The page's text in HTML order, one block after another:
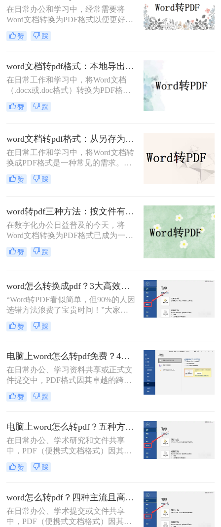
在日常办公和学习中，经常需要将
Word文档转换为PDF格式以便更好地
分享、打印或存档。PDF格式具有跨
平台兼容性好、文件保护性强、打印
文件分享。那么word文档如何免费转
换成pdf呢？本文将详细介绍几种常用
的方法来实现这一目标。
赞 踩
word文档转pdf格式：本地导出和在线工具怎么选！
在日常工作和学习中，将Word文档
（.docx或.doc格式）转换为PDF格式
是一项常见的需求。PDF文件因其跨
平台兼容性、保持文档格式不变以及
本文将详细介绍两种将Word文档转换
成PDF格式的方法。
赞 踩
word文档转pdf格式：从另存为到在线工具，三种路径各有取舍！
在日常工作和学习中，将Word文档转
换成PDF格式是一种常见的需求。
PDF格式不仅能够保持文档的原貌，
确保在不同平台和设备上呈现一致的
呢？本文将介绍三种高效且易于操作
的Word文档转换成PDF的方法，帮助
读者轻松应对这一需求。
赞 踩
word转pdf三种方法：按文件有没有图片和公式分开选！
在数字化办公日益普及的今天，将
Word文档转换为PDF格式已成为一项
基本且重要的技能。PDF格式因其跨
平台兼容性、格式稳定性和安全性，
三种将Word转换为PDF的方法。
赞 踩
word怎么转换成pdf？3大高效方法详解，职场人必备技能！
“Word转PDF看似简单，但90%的人因
选错方法浪费了宝贵时间！”大家
好，我是小编——一位深耕电脑办公
软件测评多年的IT博主。在日常工作
后格式错乱，还得手动调整，太折腾
了！”尤其对于职场办公人群和自媒
体创作者而言，Word转PDF的需求高
频且关键：报告提交、合同归档、内
容分发……任何格式失误都可能导致
专业形象受损。
赞 踩
电脑上word怎么转pdf免费？4种高效的方法详解！
在日常办公、学习资料共享或正式文
件提交中，PDF格式因其卓越的跨平
台兼容性、固定的排版格式以及良好
的安全性，几乎成为了标准文件格
档编辑工具，我们经常需要将其编辑
好的文档转换为PDF。
赞 踩
电脑上word怎么转pdf？五种方法详解！
在日常办公、学术研究和文件共享
中，PDF（便携式文档格式）因其跨
平台、格式固定、不易被篡改的特
性，已成为文件分发的标准格式。而
工具，将其内容完美转换为PDF，是
几乎每个人都会遇到的需求。那么电
脑上word怎么转pdf呢？
赞 踩
word怎么转pdf？四种主流且高效全解析！
在日常办公、学术提交或文件共享
中，PDF（便携式文档格式）因其卓